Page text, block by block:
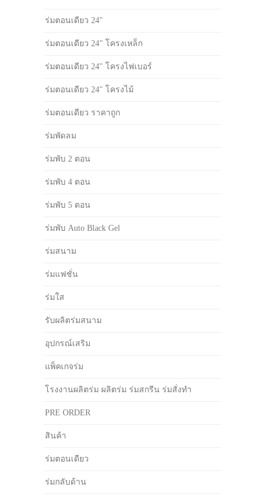
ร่มตอนเดียว 24"
ร่มตอนเดียว 24" โครงเหล็ก
ร่มตอนเดียว 24" โครงไฟเบอร์
ร่มตอนเดียว 24" โครงไม้
ร่มตอนเดียว ราคาถูก
ร่มพัดลม
ร่มพับ 2 ตอน
ร่มพับ 4 ตอน
ร่มพับ 5 ตอน
ร่มพับ Auto Black Gel
ร่มสนาม
ร่มแฟชั่น
ร่มใส
รับผลิตร่มสนาม
อุปกรณ์เสริม
แพ็คเกจร่ม
โรงงานผลิตร่ม ผลิตร่ม ร่มสกรีน ร่มสั่งทำ
PRE ORDER
สินค้า
ร่มตอนเดียว
ร่มกลับด้าน